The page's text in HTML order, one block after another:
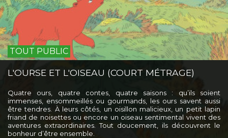
TOUT PUBLIC
L'OURSE ET L'OISEAU (COURT MÉTRAGE)
Quatre ours, quatre contes, quatre saisons : qu’ils soient
immenses, ensommeillés ou gourmands, les ours savent aussi
être tendres. À leurs côtés, un oisillon malicieux, un petit lapin
friand de noisettes ou encore un oiseau sentimental vivent des
aventures extraordinaires. Tout doucement, ils découvrent le
bonheur d’être ensemble.